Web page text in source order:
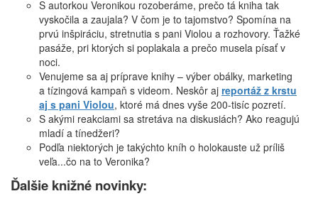
S autorkou Veronikou rozoberáme, prečo tá kniha tak
vyskočila a zaujala? V čom je to tajomstvo? Spomína na
prvú inšpiráciu, stretnutia s pani Violou a rozhovory. Ťažké
pasáže, pri ktorých si poplakala a prečo musela písať v
noci.
Venujeme sa aj príprave knihy – výber obálky, marketing
a tízingová kampaň s videom. Neskôr aj reportáž z krstu
aj s pani Violou, ktoré má dnes vyše 200-tisíc pozretí.
S akými reakciami sa stretáva na diskusiách? Ako reagujú
mladí a tínedžeri?
Podľa niektorých je takýchto kníh o holokauste už príliš
veľa...čo na to Veronika?
Ďalšie knižné novinky: